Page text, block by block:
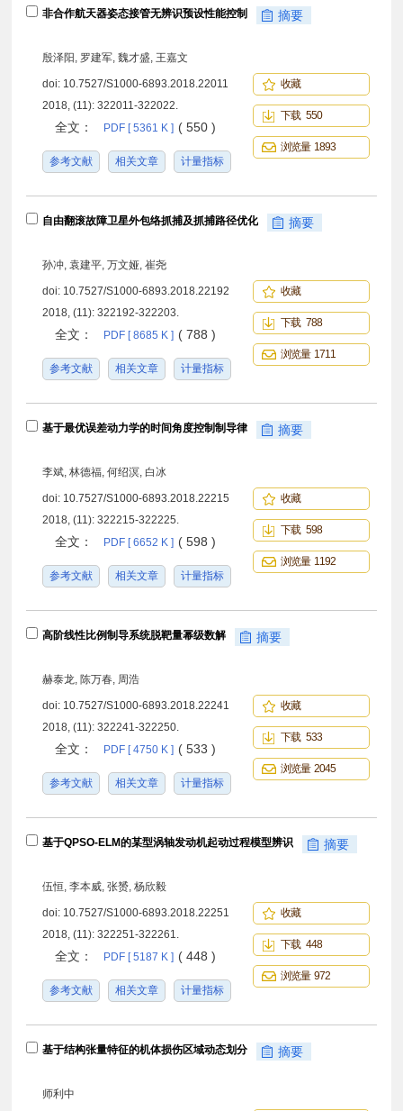
非合作航天器姿态接管无辨识预设性能控制 摘要
殷泽阳, 罗建军, 魏才盛, 王嘉文
doi: 10.7527/S1000-6893.2018.22011
2018, (11): 322011-322022.
全文： PDF [ 5361 K ] ( 550 )
参考文献 相关文章 计量指标
收藏
下载 550
浏览量 1893
自由翻滚故障卫星外包络抓捕及抓捕路径优化 摘要
孙冲, 袁建平, 万文娅, 崔尧
doi: 10.7527/S1000-6893.2018.22192
2018, (11): 322192-322203.
全文： PDF [ 8685 K ] ( 788 )
参考文献 相关文章 计量指标
收藏
下载 788
浏览量 1711
基于最优误差动力学的时间角度控制制导律 摘要
李斌, 林德福, 何绍溟, 白冰
doi: 10.7527/S1000-6893.2018.22215
2018, (11): 322215-322225.
全文： PDF [ 6652 K ] ( 598 )
参考文献 相关文章 计量指标
收藏
下载 598
浏览量 1192
高阶线性比例制导系统脱靶量幂级数解 摘要
赫泰龙, 陈万春, 周浩
doi: 10.7527/S1000-6893.2018.22241
2018, (11): 322241-322250.
全文： PDF [ 4750 K ] ( 533 )
参考文献 相关文章 计量指标
收藏
下载 533
浏览量 2045
基于QPSO-ELM的某型涡轴发动机起动过程模型辨识 摘要
伍恒, 李本威, 张赟, 杨欣毅
doi: 10.7527/S1000-6893.2018.22251
2018, (11): 322251-322261.
全文： PDF [ 5187 K ] ( 448 )
参考文献 相关文章 计量指标
收藏
下载 448
浏览量 972
基于结构张量特征的机体损伤区域动态划分 摘要
师利中